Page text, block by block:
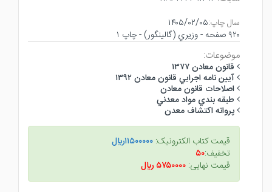
سال چاپ:۱۴۰۵/۰۲/۰۵
۹۲۰ صفحه - وزيري (گالينگور) - چاپ ۱
موضوعات:
قانون معادن ۱۳۷۷
آيين نامه اجرايي قانون معادن ۱۳۹۲
اصلاحات قانون معادن
طبقه بندي مواد معدني
پروانه اكتشاف معدن
قیمت کتاب الکترونیک: ۱۱۵۰۰۰۰۰ريال
تخفیف:۵۰
قیمت نهایی: ۵۷۵۰۰۰۰ ريال